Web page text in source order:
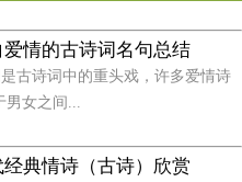
妒，菊应羞。画栏开处
事当年不见收。”词人通
表明桂花不以明亮炫目的
人。桂花虽色泽暗淡，
体性。词中还以傲雪怒
桂花的反衬，突出桂花
情的古诗词名句总结
古诗词中的重头戏，许多爱情诗
女之间...
典情诗（古诗）欣赏